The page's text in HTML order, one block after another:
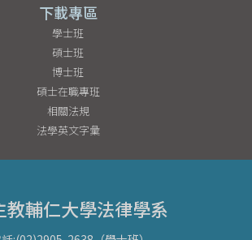
下載專區
學士班
碩士班
博士班
碩士在職專班
相關法規
法學英文字彙
教輔仁大學法律學系